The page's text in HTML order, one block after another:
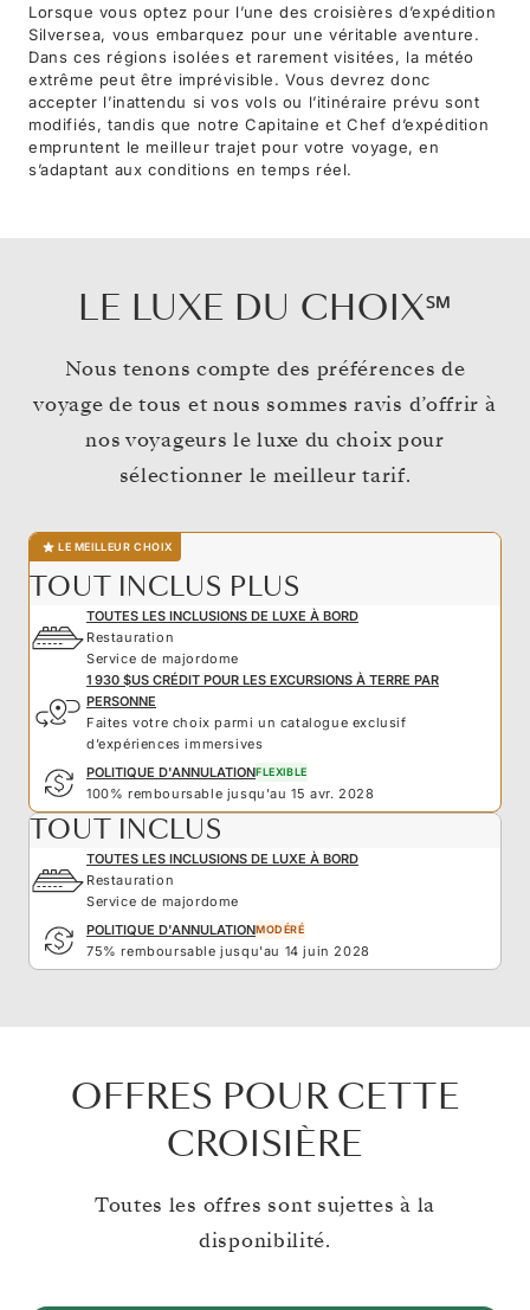
Lorsque vous optez pour l’une des croisières d’expédition
Silversea, vous embarquez pour une véritable aventure.
Dans ces régions isolées et rarement visitées, la météo
extrême peut être imprévisible. Vous devrez donc
accepter l’inattendu si vos vols ou l’itinéraire prévu sont
modifiés, tandis que notre Capitaine et Chef d’expédition
empruntent le meilleur trajet pour votre voyage, en
s’adaptant aux conditions en temps réel.
LE LUXE DU CHOIX℠
Nous tenons compte des préférences de
voyage de tous et nous sommes ravis d’offrir à
nos voyageurs le luxe du choix pour
sélectionner le meilleur tarif.
LE MEILLEUR CHOIX
TOUT INCLUS PLUS
TOUTES LES INCLUSIONS DE LUXE À BORD
Restauration
Service de majordome
1 930 $US CRÉDIT POUR LES EXCURSIONS À TERRE PAR
PERSONNE
Faites votre choix parmi un catalogue exclusif
d’expériences immersives
POLITIQUE D'ANNULATIONFLEXIBLE
100% remboursable jusqu'au 15 avr. 2028
TOUT INCLUS
TOUTES LES INCLUSIONS DE LUXE À BORD
Restauration
Service de majordome
POLITIQUE D'ANNULATIONMODÉRÉ
75% remboursable jusqu'au 14 juin 2028
OFFRES POUR CETTE
CROISIÈRE
Toutes les offres sont sujettes à la
disponibilité.